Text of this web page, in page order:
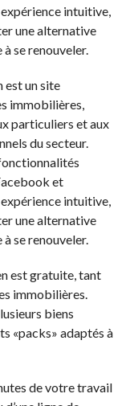
intuitive,
une alternative
se renouveler.
est un site
immobilières,
particuliers et aux
du secteur.
et
intuitive,
une alternative
se renouveler.
est gratuite, tant
immobilières.
biens
«packs» adaptés à
de votre travail